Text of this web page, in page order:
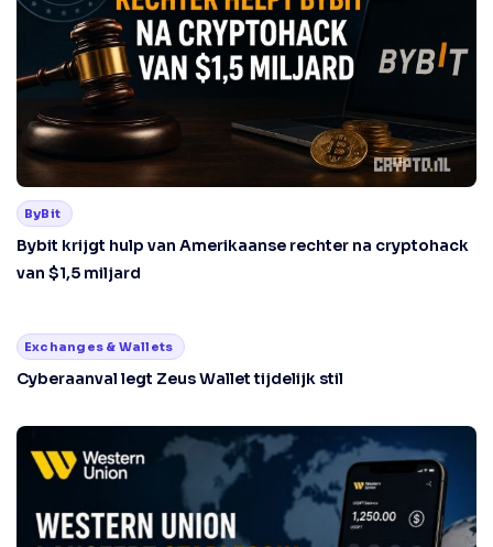
ByBit
Bybit krijgt hulp van Amerikaanse rechter na cryptohack
van $1,5 miljard
Exchanges & Wallets
Cyberaanval legt Zeus Wallet tijdelijk stil